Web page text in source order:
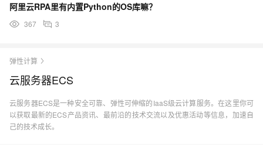
阿里云RPA里有内置Python的OS库嘛？
367 3
弹性计算
云服务器ECS
云服务器ECS是一种安全可靠、弹性可伸缩的IaaS级云计算服务。在这里你可
以获取最新的ECS产品资讯、最前沿的技术交流以及优惠活动等信息，加速自
己的技术成长。